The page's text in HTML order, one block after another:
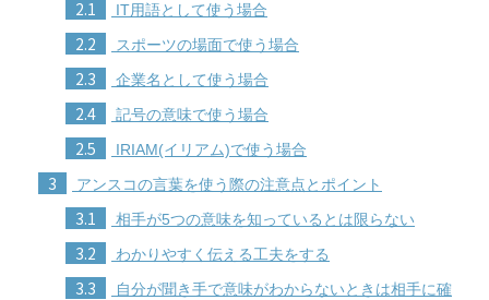
2.1 IT用語として使う場合
2.2 スポーツの場面で使う場合
2.3 企業名として使う場合
2.4 記号の意味で使う場合
2.5 IRIAM(イリアム)で使う場合
3 アンスコの言葉を使う際の注意点とポイント
3.1 相手が5つの意味を知っているとは限らない
3.2 わかりやすく伝える工夫をする
3.3
自分が聞き手で意味がわからないときは相手に確